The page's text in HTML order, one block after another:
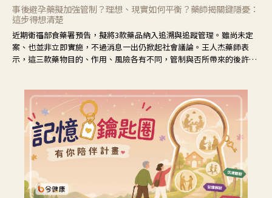
事後避孕藥擬加強管制？理想、現實如何平衡？藥師揭關鍵隱憂：
這步得想清楚
近期衛福部食藥署預告，擬將3款藥品納入追溯與追蹤管理。雖尚未定
案、也並非立即實施，不過消息一出仍掀起社會議論。王人杰藥師表
示，這三款藥物目的、作用、風險各有不同，管制與否所帶來的後許影